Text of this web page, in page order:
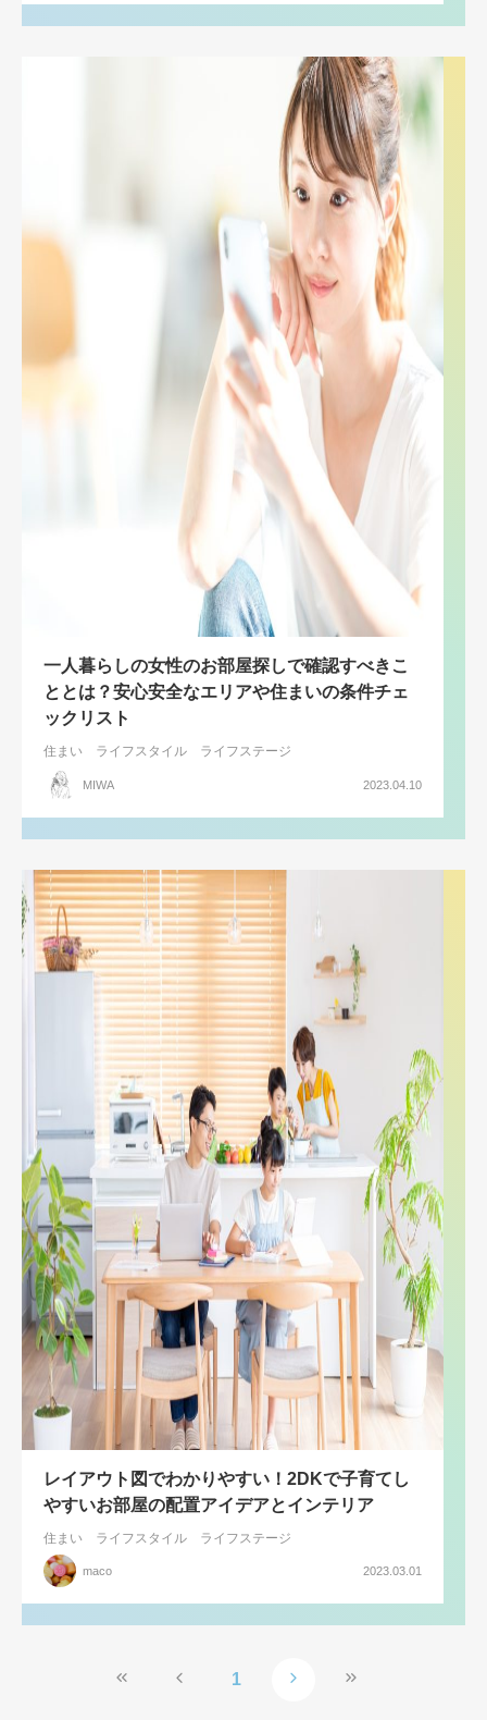
一人暮らしの女性のお部屋探しで確認すべきこ
ととは？安心安全なエリアや住まいの条件チェ
ックリスト
住まい ライフスタイル ライフステージ
MIWA 2023.04.10
レイアウト図でわかりやすい！2DKで子育てし
やすいお部屋の配置アイデアとインテリア
住まい ライフスタイル ライフステージ
maco 2023.03.01
1